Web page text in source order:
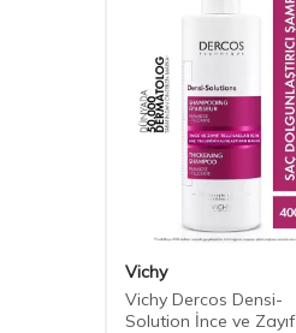
Vichy
Vichy Dercos Densi-
Solution İnce ve Zayıf